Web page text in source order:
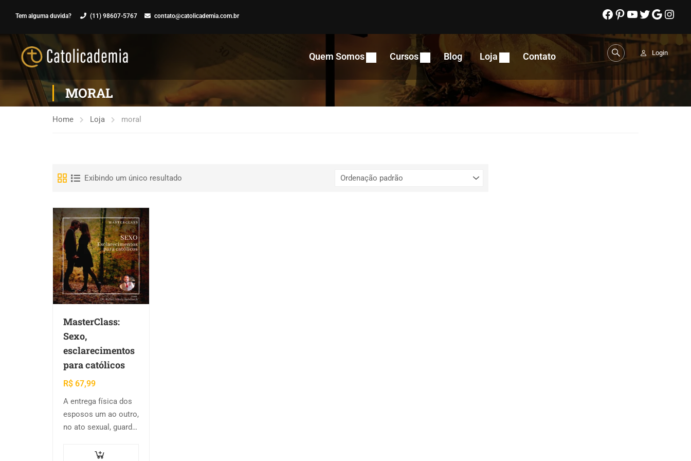
Tem alguma duvida? (11) 98607-5767 contato@catolicademia.com.br
Quem Somos Cursos Blog Loja Contato Login
MORAL
Home Loja moral
Exibindo um único resultado
MasterClass:
Sexo,
esclarecimentos
para católicos
R$ 67,99
A entrega física dos
esposos um ao outro,
no ato sexual, guarda
ligação simbólica